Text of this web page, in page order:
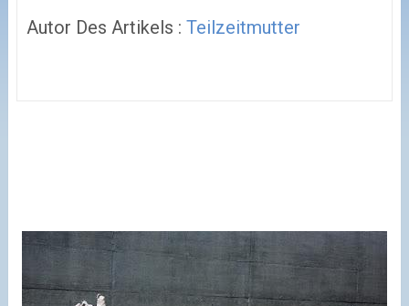
Autor Des Artikels : Teilzeitmutter